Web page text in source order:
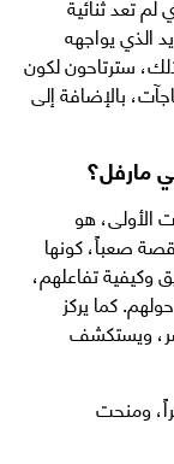
الذي يواجهه
سترتاحون لكون
بالإضافة إلى
مارفل؟
الأولى، هو
صعباً، كونها
وكيفية تفاعلهم،
كما يركز
ويستكشف
ومنحت